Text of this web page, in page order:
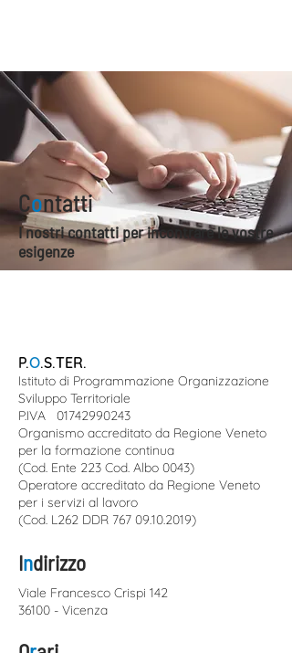
Contatti
I nostri contatti per incontrare le vostre
esigenze
P.O.S.TER.
Istituto di Programmazione Organizzazione
Sviluppo Territoriale
P.IVA 01742990243
Organismo accreditato da Regione Veneto
per la formazione continua
(Cod. Ente 223 Cod. Albo 0043)
Operatore accreditato da Regione Veneto
per i servizi al lavoro
(Cod. L262 DDR 767 09.10.2019)
Indirizzo
Viale Francesco Crispi 142
36100 - Vicenza